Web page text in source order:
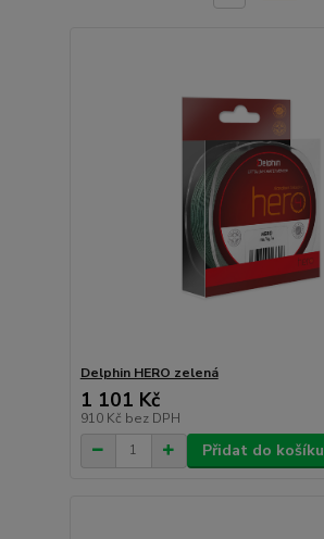
Delphin HERO zelená
1 101 Kč
910 Kč bez DPH
Přidat do košíku